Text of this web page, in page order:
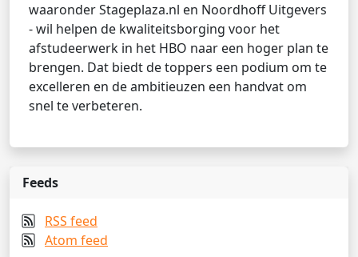
waaronder Stageplaza.nl en Noordhoff Uitgevers
- wil helpen de kwaliteitsborging voor het
afstudeerwerk in het HBO naar een hoger plan te
brengen. Dat biedt de toppers een podium om te
excelleren en de ambitieuzen een handvat om
snel te verbeteren.
Feeds
RSS feed
Atom feed